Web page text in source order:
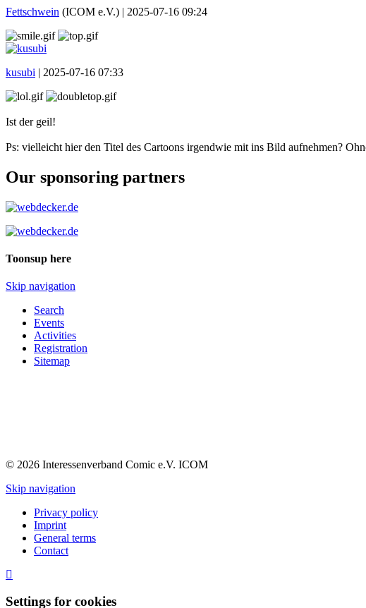
Fettschwein (ICOM e.V.) | 2025-07-16 09:24
kusubi | 2025-07-16 07:33
Ist der geil!
Ps: vielleicht hier den Titel des Cartoons irgendwie mit ins Bild aufnehmen?
Our sponsoring partners
Toonsup here
Skip navigation
Search
Events
Activities
Registration
Sitemap
© 2026 Interessenverband Comic e.V. ICOM
Skip navigation
Privacy policy
Imprint
General terms
Contact
Settings for cookies